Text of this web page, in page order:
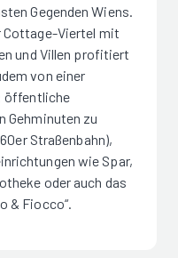
Gegenden Wiens.
Cottage-Viertel mit
und Villen profitiert
von einer
öffentliche
Gehminuten zu
Straßenbahn),
wie Spar,
oder auch das
& Fiocco“.